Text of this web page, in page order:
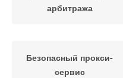
арбитража
Безопасный прокси-
сервис